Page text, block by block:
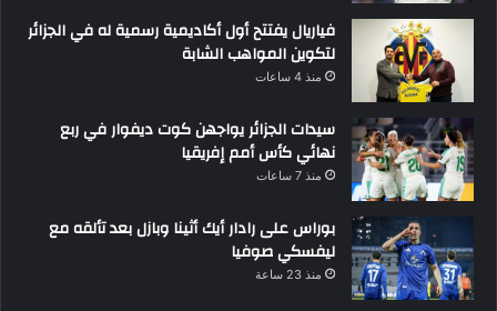
b
e
ا
م
k
فياريال يفتتح أول أكاديمية رسمية له في الجزائر
لتكوين المواهب الشابة
منذ 4 ساعات
سيدات الجزائر يواجهن كوت ديفوار في ربع
نهائي كأس أمم إفريقيا
منذ 7 ساعات
بوراس على رادار أيك أثينا وبازل بعد تألقه مع
ليفسكي صوفيا
منذ 23 ساعة